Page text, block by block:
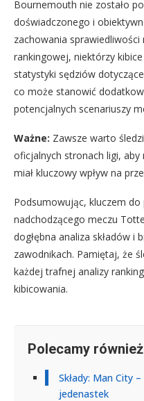
Bournemouth nie zostało
doświadczonego i
zachowania
rankingowej, niektórzy
statystyki sędziów
co może stanowić
potencjalnych scenariuszy
Ważne: Zawsze warto
oficjalnych stronach ligi, aby
miał kluczowy wpływ na
Podsumowując, kluczem do
nadchodzącego meczu
dogłębna analiza składów i
zawodnikach. Pamiętaj, że
każdej trafnej analizy
kibicowania.
Polecamy
Składy: Man City
jedenastek